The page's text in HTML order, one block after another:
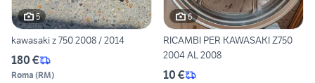
5
kawasaki z 750 2008 / 2014
180 €
Roma (RM)
6
RICAMBI PER KAWASAKI Z750
2004 AL 2008
10 €